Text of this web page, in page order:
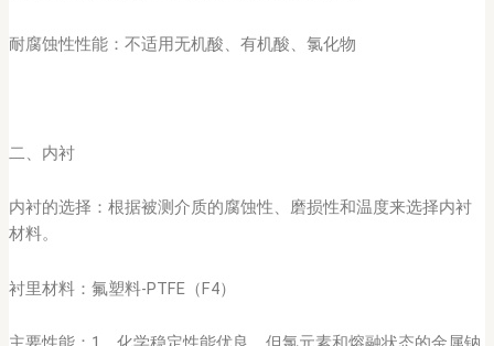
耐腐蚀性性能：不适用无机酸、有机酸、氯化物
二、内衬
内衬的选择：根据被测介质的腐蚀性、磨损性和温度来选择内衬
材料。
衬里材料：氟塑料-PTFE（F4）